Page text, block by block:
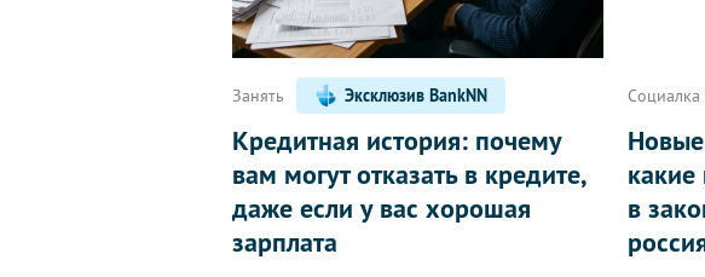
Занять Эксклюзив BankNN
Кредитная история: почему
вам могут отказать в кредите,
даже если у вас хорошая
зарплата
Социалка
в